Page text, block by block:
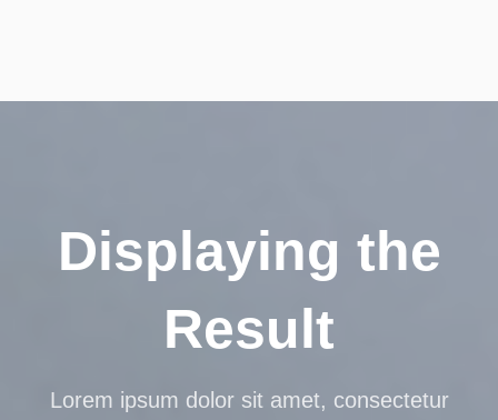
Displaying the
Result
Lorem ipsum dolor sit amet, consectetur